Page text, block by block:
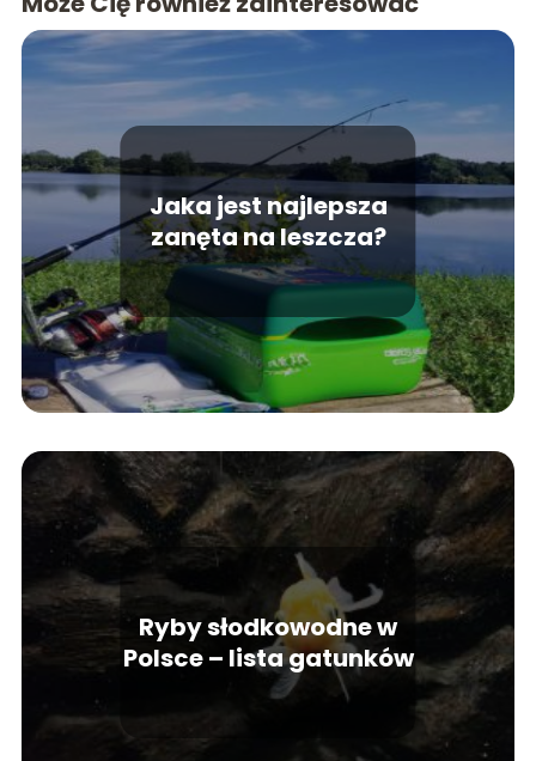
Jaka jest najlepsza
zanęta na leszcza?
Ryby słodkowodne w
Polsce – lista gatunków